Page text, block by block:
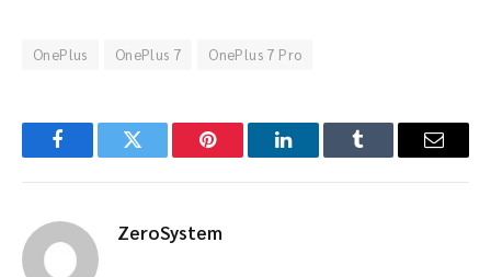
OnePlus OnePlus 7 OnePlus 7 Pro
FacebookTwitter Pinterest LinkedInTumblr Email
ZeroSystem